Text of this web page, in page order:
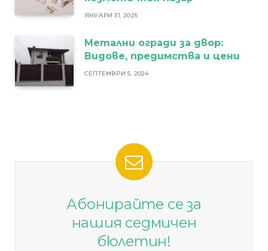
ЯНУАРИ 31, 2025
Метални огради за двор:
Видове, предимства и цени
СЕПТЕМВРИ 5, 2024
Абонирайте се за
нашия седмичен
бюлетин!